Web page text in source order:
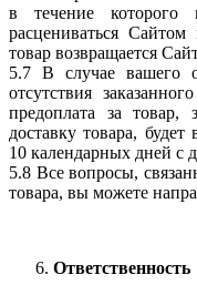
в течение которого
расцениваться
товар возвращается
5.7 В случае вашего
отсутствия
предоплата за товар,
доставку товара,
10 календарных дней с
5.8 Все вопросы,
товара, вы можете
Ответственность